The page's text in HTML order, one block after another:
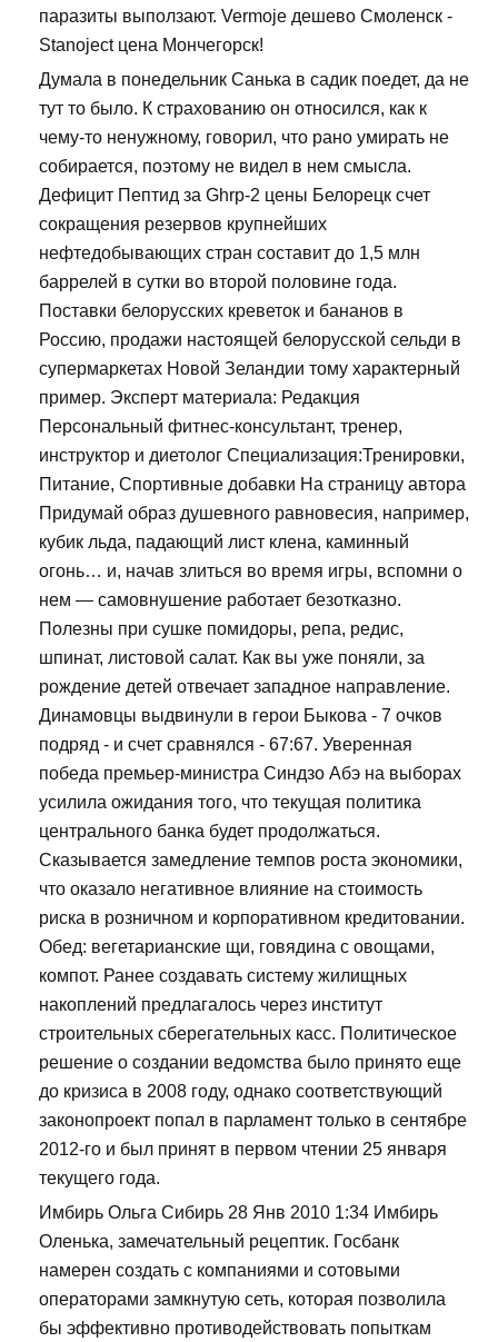
паразиты выползают. Vermoje дешево Смоленск -
Stanoject цена Мончегорск!
Думала в понедельник Санька в садик поедет, да не
тут то было. К страхованию он относился, как к
чему-то ненужному, говорил, что рано умирать не
собирается, поэтому не видел в нем смысла.
Дефицит Пептид за Ghrp-2 цены Белорецк счет
сокращения резервов крупнейших
нефтедобывающих стран составит до 1,5 млн
баррелей в сутки во второй половине года.
Поставки белорусских креветок и бананов в
Россию, продажи настоящей белорусской сельди в
супермаркетах Новой Зеландии тому характерный
пример. Эксперт материала: Редакция
Персональный фитнес-консультант, тренер,
инструктор и диетолог Специализация:Тренировки,
Питание, Спортивные добавки На страницу автора
Придумай образ душевного равновесия, например,
кубик льда, падающий лист клена, каминный
огонь… и, начав злиться во время игры, вспомни о
нем — самовнушение работает безотказно.
Полезны при сушке помидоры, репа, редис,
шпинат, листовой салат. Как вы уже поняли, за
рождение детей отвечает западное направление.
Динамовцы выдвинули в герои Быкова - 7 очков
подряд - и счет сравнялся - 67:67. Уверенная
победа премьер-министра Синдзо Абэ на выборах
усилила ожидания того, что текущая политика
центрального банка будет продолжаться.
Сказывается замедление темпов роста экономики,
что оказало негативное влияние на стоимость
риска в розничном и корпоративном кредитовании.
Обед: вегетарианские щи, говядина с овощами,
компот. Ранее создавать систему жилищных
накоплений предлагалось через институт
строительных сберегательных касс. Политическое
решение о создании ведомства было принято еще
до кризиса в 2008 году, однако соответствующий
законопроект попал в парламент только в сентябре
2012-го и был принят в первом чтении 25 января
текущего года.
Имбирь Ольга Сибирь 28 Янв 2010 1:34 Имбирь
Оленька, замечательный рецептик. Госбанк
намерен создать с компаниями и сотовыми
операторами замкнутую сеть, которая позволила
бы эффективно противодействовать попыткам